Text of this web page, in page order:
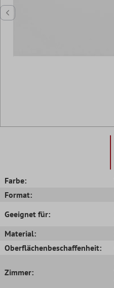
Farbe:
Format:
Geeignet für:
Material:
Oberflächenbeschaffenheit:
Zimmer: